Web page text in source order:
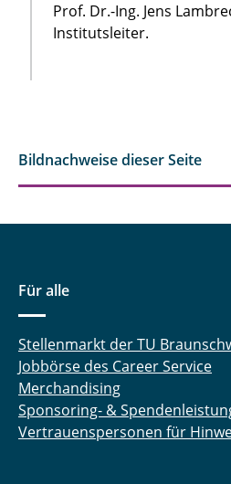
Prof. Dr.-Ing. Jens
Institutsleiter.
Bildnachweise dieser Seite
Für alle
Stellenmarkt der TU
Jobbörse des Career Service
Merchandising
Sponsoring- &
Vertrauenspersonen für